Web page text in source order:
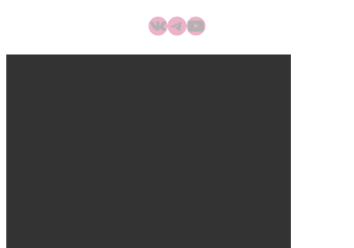
ВКонтакте
Telegram
YouTube